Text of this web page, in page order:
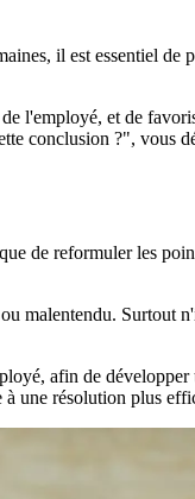
il est essentiel
l'employé, et de
conclusion ?", vous
de reformuler les
malentendu. Surtout
afin de
une résolution plus